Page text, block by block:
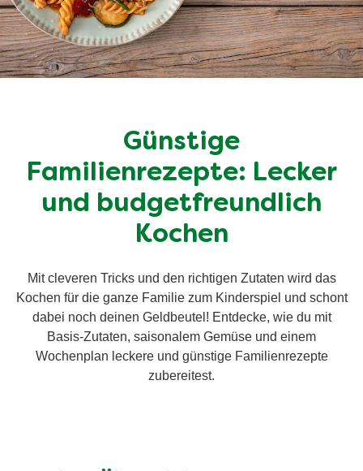
Günstige
Familienrezepte: Lecker
und budgetfreundlich
Kochen
Mit cleveren Tricks und den richtigen Zutaten wird das
Kochen für die ganze Familie zum Kinderspiel und schont
dabei noch deinen Geldbeutel! Entdecke, wie du mit
Basis-Zutaten, saisonalem Gemüse und einem
Wochenplan leckere und günstige Familienrezepte
zubereitest.